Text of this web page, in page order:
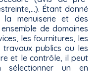
Étant donné
menuiserie et des
de domaines
les fournitures, les
publics ou les
et le contrôle, il peut
sélectionner un en